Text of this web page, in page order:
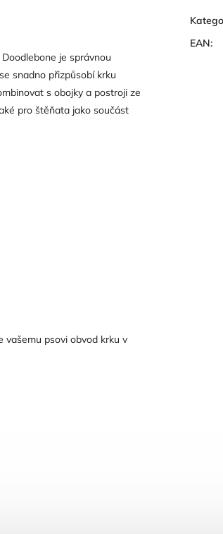
je správnou
snadno přizpůsobí krku
s obojky a postroji ze
pro štěňata jako součást
vašemu psovi obvod krku v
EAN: